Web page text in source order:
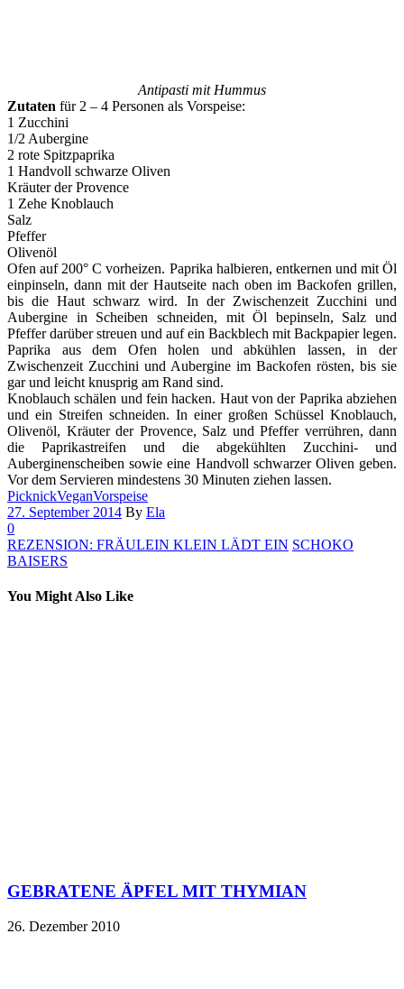
Antipasti mit Hummus
Zutaten für 2 – 4 Personen als Vorspeise:
1 Zucchini
1/2 Aubergine
2 rote Spitzpaprika
1 Handvoll schwarze Oliven
Kräuter der Provence
1 Zehe Knoblauch
Salz
Pfeffer
Olivenöl
Ofen auf 200° C vorheizen. Paprika halbieren, entkernen und mit Öl
einpinseln, dann mit der Hautseite nach oben im Backofen grillen,
bis die Haut schwarz wird. In der Zwischenzeit Zucchini und
Aubergine in Scheiben schneiden, mit Öl bepinseln, Salz und
Pfeffer darüber streuen und auf ein Backblech mit Backpapier legen.
Paprika aus dem Ofen holen und abkühlen lassen, in der
Zwischenzeit Zucchini und Aubergine im Backofen rösten, bis sie
gar und leicht knusprig am Rand sind.
Knoblauch schälen und fein hacken. Haut von der Paprika abziehen
und ein Streifen schneiden. In einer großen Schüssel Knoblauch,
Olivenöl, Kräuter der Provence, Salz und Pfeffer verrühren, dann
die Paprikastreifen und die abgekühlten Zucchini- und
Auberginenscheiben sowie eine Handvoll schwarzer Oliven geben.
Vor dem Servieren mindestens 30 Minuten ziehen lassen.
PicknickVeganVorspeise
27. September 2014 By Ela
0
REZENSION: FRÄULEIN KLEIN LÄDT EIN SCHOKO
BAISERS
You Might Also Like
GEBRATENE ÄPFEL MIT THYMIAN
26. Dezember 2010